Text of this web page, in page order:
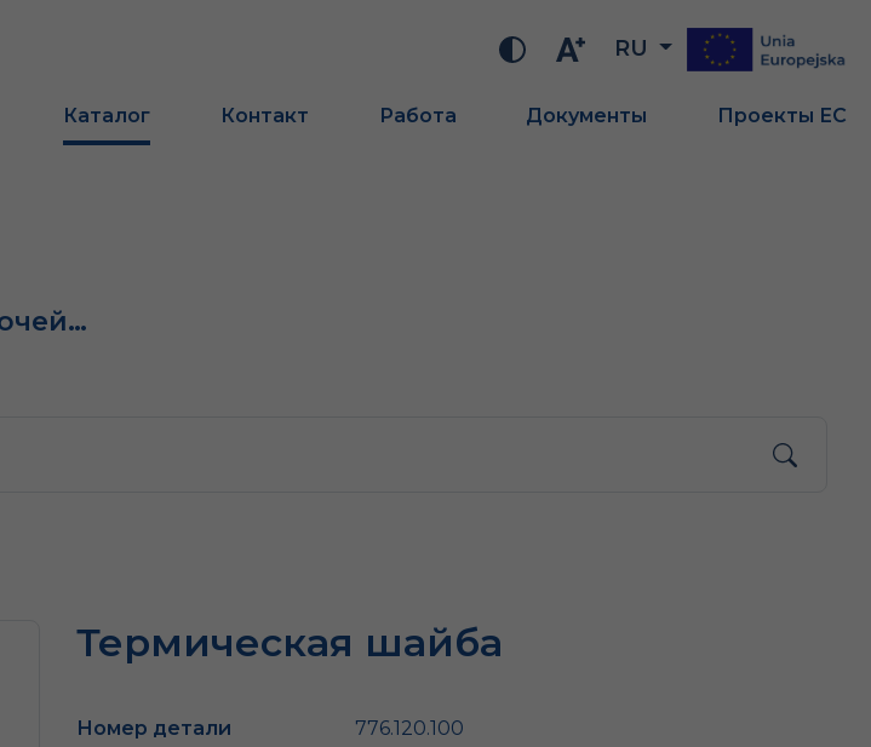
RU
Каталог Контакт Работа Документы Проекты ЕС
Термическая шайба
Номер детали 776.120.100